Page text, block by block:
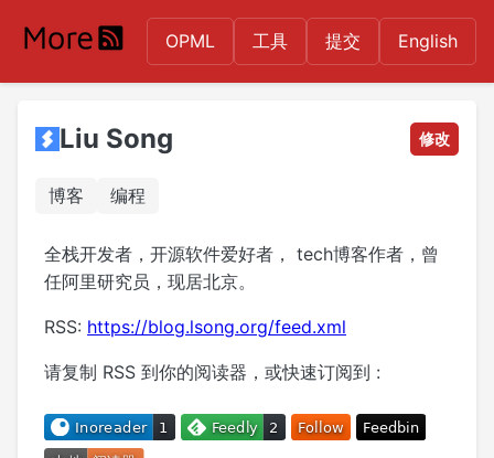
OPML 工具 提交 English
Liu Song 修改
博客 编程
全栈开发者，开源软件爱好者， tech博客作者，曾
任阿里研究员，现居北京。
RSS: https://blog.lsong.org/feed.xml
请复制 RSS 到你的阅读器，或快速订阅到 :